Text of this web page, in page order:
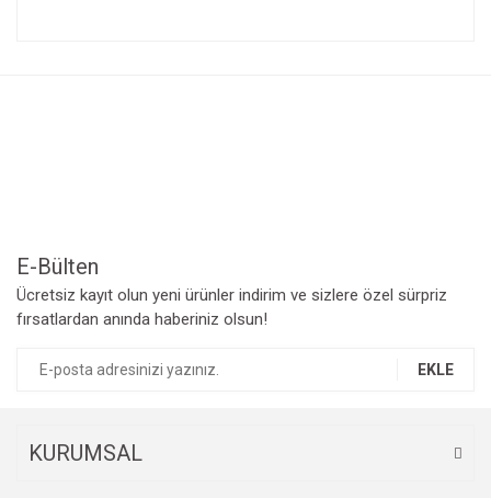
E-Bülten
Ücretsiz kayıt olun yeni ürünler indirim ve sizlere özel sürpriz
fırsatlardan anında haberiniz olsun!
EKLE
KURUMSAL